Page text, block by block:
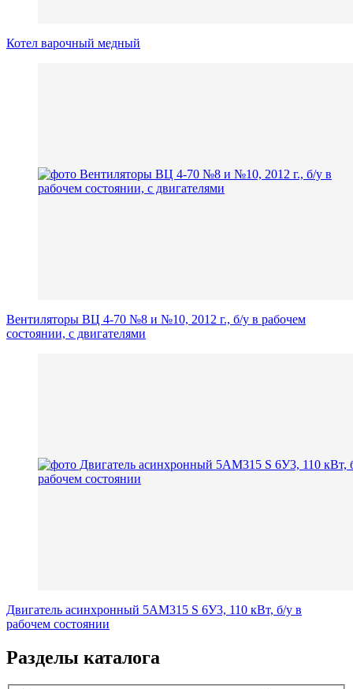
Котел варочный медный
Вентиляторы ВЦ 4-70 №8 и №10, 2012 г., б/у в рабочем
состоянии, с двигателями
Двигатель асинхронный 5АМ315 S 6У3, 110 кВт, б/у в
рабочем состоянии
Разделы каталога